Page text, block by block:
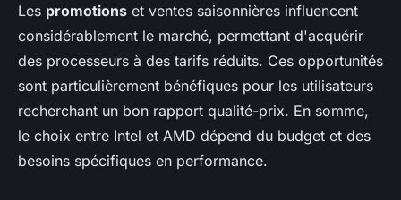
Les promotions et ventes saisonnières influencent
considérablement le marché, permettant d'acquérir
des processeurs à des tarifs réduits. Ces opportunités
sont particulièrement bénéfiques pour les utilisateurs
recherchant un bon rapport qualité-prix. En somme,
le choix entre Intel et AMD dépend du budget et des
besoins spécifiques en performance.